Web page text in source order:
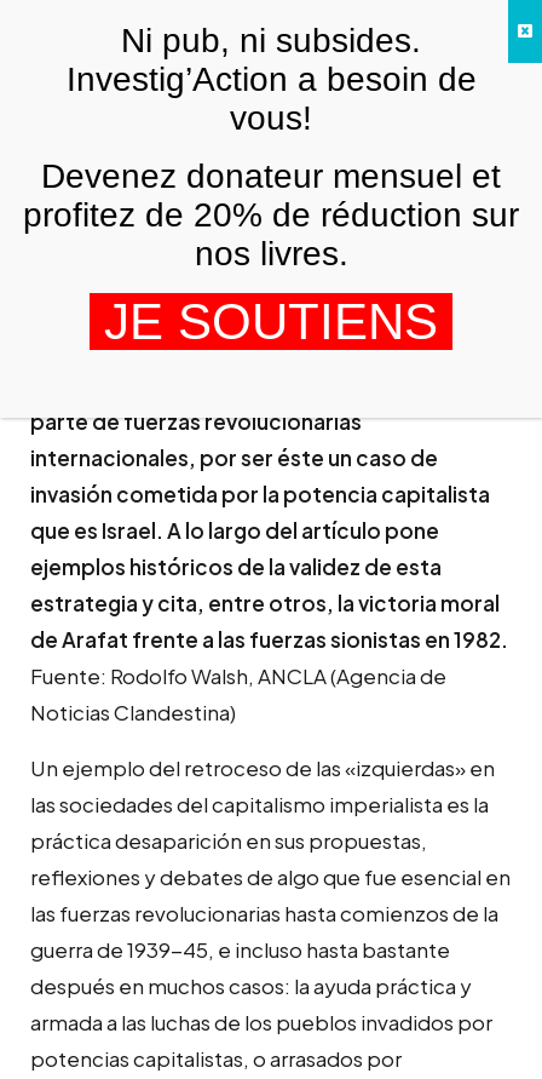
¿Ayuda para Gaza?: armas
IÑAKI GIL DE SAN VICENTE 15 JANVIER 2009
en Gaza a manos del ejército israelí, al autor
reivindica ir más allá de la necesaria ayuda
parte de fuerzas revolucionarias
internacionales, por ser éste un caso de
invasión cometida por la potencia capitalista
que es Israel. A lo largo del artículo pone
ejemplos históricos de la validez de esta
estrategia y cita, entre otros, la victoria moral
de Arafat frente a las fuerzas sionistas en 1982.
Fuente: Rodolfo Walsh, ANCLA (Agencia de
Noticias Clandestina)
Un ejemplo del retroceso de las «izquierdas» en
las sociedades del capitalismo imperialista es la
práctica desaparición en sus propuestas,
reflexiones y debates de algo que fue esencial en
las fuerzas revolucionarias hasta comienzos de la
guerra de 1939-45, e incluso hasta bastante
después en muchos casos: la ayuda práctica y
armada a las luchas de los pueblos invadidos por
potencias capitalistas, o arrasados por
FRNi pub, ni subsides.
Investig’Action a besoin de
vous!
Devenez donateur mensuel et
profitez de 20% de réduction sur
nos livres.
JE SOUTIENS